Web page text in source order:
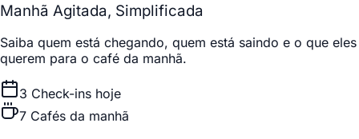
Manhã Agitada, Simplificada
Saiba quem está chegando, quem está saindo e o que eles
querem para o café da manhã.
3 Check-ins hoje
7 Cafés da manhã